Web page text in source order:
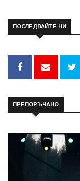
ПОСЛЕДВАЙТЕ НИ
ПРЕПОРЪЧАНО